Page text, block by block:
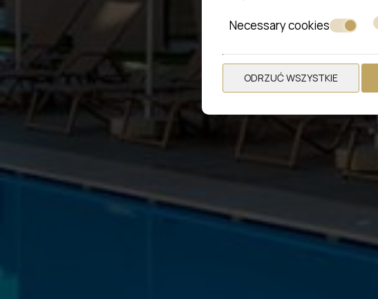
Necessary cookies
ODRZUĆ WSZYSTKIE